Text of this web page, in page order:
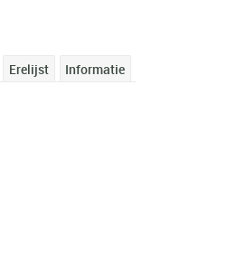
Informatie
Erelijst